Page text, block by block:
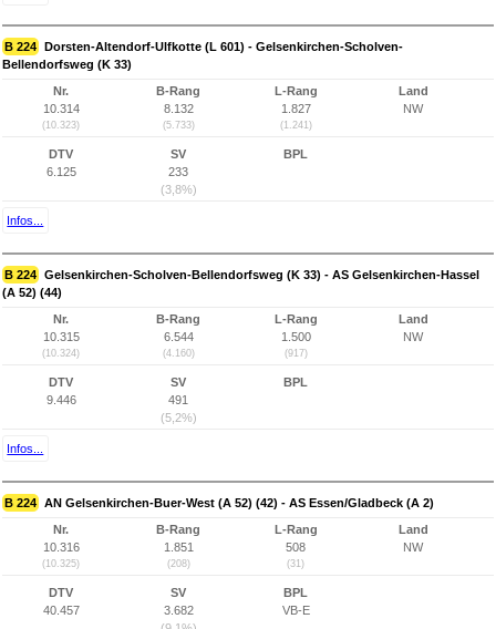
B 224 Dorsten-Altendorf-Ulfkotte (L 601) - Gelsenkirchen-Scholven-
Bellendorfsweg (K 33)
Nr.
10.314
(10.323)
B-Rang
8.132
(5.733)
L-Rang
1.827
(1.241)
Land
NW
DTV
6.125
SV
233
(3,8%)
BPL
Infos...
B 224 Gelsenkirchen-Scholven-Bellendorfsweg (K 33) - AS Gelsenkirchen-Hassel
(A 52) (44)
Nr.
10.315
(10.324)
B-Rang
6.544
(4.160)
L-Rang
1.500
(917)
Land
NW
DTV
9.446
SV
491
(5,2%)
BPL
Infos...
B 224 AN Gelsenkirchen-Buer-West (A 52) (42) - AS Essen/Gladbeck (A 2)
Nr.
10.316
(10.325)
B-Rang
1.851
(208)
L-Rang
508
(31)
Land
NW
DTV
40.457
SV
3.682
BPL
VB-E